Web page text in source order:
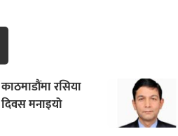
काठमाडौंमा रसिया
दिवस मनाइयो